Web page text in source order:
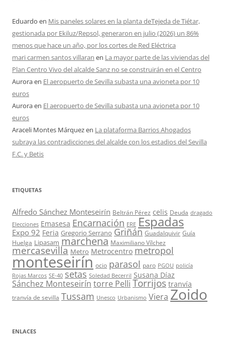
Eduardo en Mis paneles solares en la planta deTejeda de Tiétar,
gestionada por Ekiluz/Repsol, generaron en julio (2026) un 86%
menos que hace un año, por los cortes de Red Eléctrica
mari carmen santos villaran en La mayor parte de las viviendas del
Plan Centro Vivo del alcalde Sanz no se construirán en el Centro
Auroraen El aeropuerto de Sevilla subasta una avioneta por 10
euros
Auroraen El aeropuerto de Sevilla subasta una avioneta por 10
euros
Araceli Montes Márquezen La plataforma Barrios Ahogados
subraya las contradicciones del alcalde con los estadios del Sevilla
F.C. y Betis
ETIQUETAS
Alfredo Sánchez Monteseirín Beltrán Pérez celis Deuda dragado
Elecciones Emasesa Encarnación ERE Espadas
Expo 92 Feria Gregorio Serrano Griñán Guadalquivir Guía
Huelga Lipasam marchena Maximiliano Vílchez
mercasevilla Metro Metrocentro metropol
monteseirín ocio parasol paro PGOU policía
Rojas Marcos SE-40 setas Soledad Becerril Susana Díaz
Sánchez Monteseirín torre Pelli Torrijos tranvía
tranvía de sevilla Tussam Unesco Urbanismo Viera Zoido
ENLACES